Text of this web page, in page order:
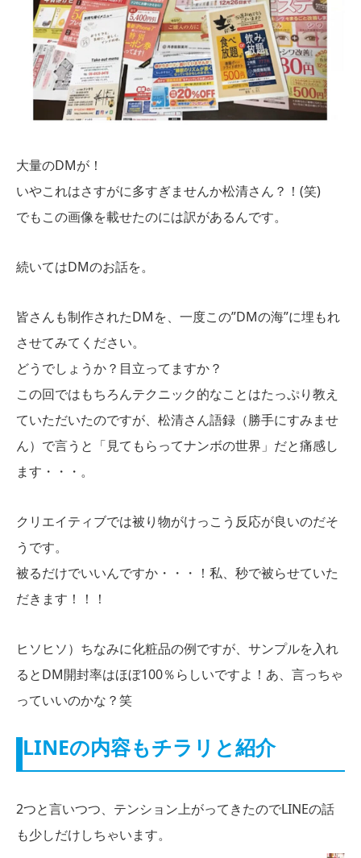
大量のDMが！
いやこれはさすがに多すぎませんか松清さん？！(笑)
でもこの画像を載せたのには訳があるんです。
続いてはDMのお話を。
皆さんも制作されたDMを、一度この”DMの海”に埋もれ
させてみてください。
どうでしょうか？目立ってますか？
この回ではもちろんテクニック的なことはたっぷり教え
ていただいたのですが、松清さん語録（勝手にすみませ
ん）で言うと「見てもらってナンボの世界」だと痛感し
ます・・・。
クリエイティブでは被り物がけっこう反応が良いのだそ
うです。
被るだけでいいんですか・・・！私、秒で被らせていた
だきます！！！
ヒソヒソ）ちなみに化粧品の例ですが、サンプルを入れ
るとDM開封率はほぼ100％らしいですよ！あ、言っちゃ
っていいのかな？笑
LINEの内容もチラリと紹介
2つと言いつつ、テンション上がってきたのでLINEの話
も少しだけしちゃいます。